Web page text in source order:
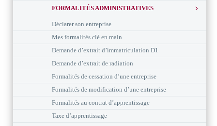
FORMALITÉS ADMINISTRATIVES
Déclarer son entreprise
Mes formalités clé en main
Demande d’extrait d’immatriculation D1
Demande d’extrait de radiation
Formalités de cessation d’une entreprise
Formalités de modification d’une entreprise
Formalités au contrat d’apprentissage
Taxe d’apprentissage